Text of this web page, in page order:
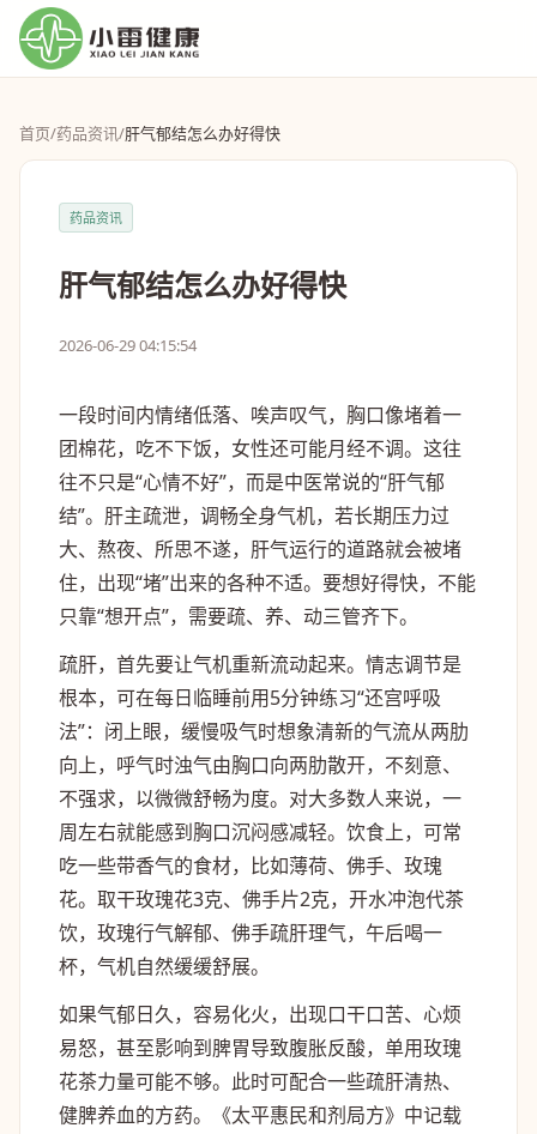
首页/药品资讯/肝气郁结怎么办好得快
药品资讯
肝气郁结怎么办好得快
2026-06-29 04:15:54
一段时间内情绪低落、唉声叹气，胸口像堵着一
团棉花，吃不下饭，女性还可能月经不调。这往
往不只是“心情不好”，而是中医常说的“肝气郁
结”。肝主疏泄，调畅全身气机，若长期压力过
大、熬夜、所思不遂，肝气运行的道路就会被堵
住，出现“堵”出来的各种不适。要想好得快，不能
只靠“想开点”，需要疏、养、动三管齐下。
疏肝，首先要让气机重新流动起来。情志调节是
根本，可在每日临睡前用5分钟练习“还宫呼吸
法”：闭上眼，缓慢吸气时想象清新的气流从两肋
向上，呼气时浊气由胸口向两肋散开，不刻意、
不强求，以微微舒畅为度。对大多数人来说，一
周左右就能感到胸口沉闷感减轻。饮食上，可常
吃一些带香气的食材，比如薄荷、佛手、玫瑰
花。取干玫瑰花3克、佛手片2克，开水冲泡代茶
饮，玫瑰行气解郁、佛手疏肝理气，午后喝一
杯，气机自然缓缓舒展。
如果气郁日久，容易化火，出现口干口苦、心烦
易怒，甚至影响到脾胃导致腹胀反酸，单用玫瑰
花茶力量可能不够。此时可配合一些疏肝清热、
健脾养血的方药。《太平惠民和剂局方》中记载